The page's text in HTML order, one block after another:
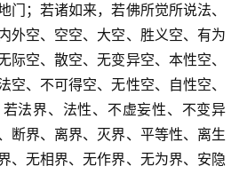
门；若诸如来，若佛所觉所说法、
外空、空空、大空、胜义空、有为
际空、散空、无变异空、本性空、
空、不可得空、无性空、自性空、
法界、法性、不虚妄性、不变异
断界、离界、灭界、平等性、离生
、无相界、无作界、无为界、安隐